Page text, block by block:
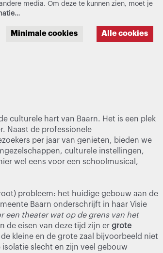
media. Om deze te kunnen zien, moet je
Minimale cookies Alle cookies
culturele hart van Baarn. Het is een plek
Naast de professionele
per jaar van genieten, bieden we
culturele instellingen,
wel eens voor een schoolmusical,
probleem: het huidige gebouw aan de
Baarn onderschrijft in haar Visie
een theater wat op de grens van het
de eisen van deze tijd zijn er grote
kleine en de grote zaal bijvoorbeeld niet
slecht en zijn veel gebouw